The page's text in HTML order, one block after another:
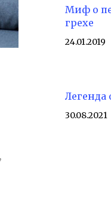
Миф о
грехе
24.01.2019
30.08.2021